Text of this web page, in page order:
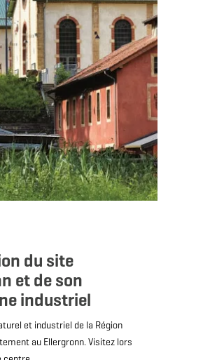
du site
et de son
industriel
et industriel de la Région
au Ellergronn. Visitez lors